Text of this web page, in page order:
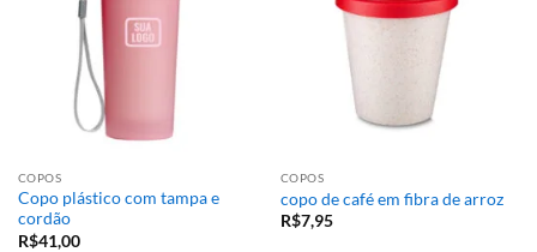
COPOS
Copo plástico com tampa e
cordão
R$41,00
COPOS
copo de café em fibra de arroz
R$7,95